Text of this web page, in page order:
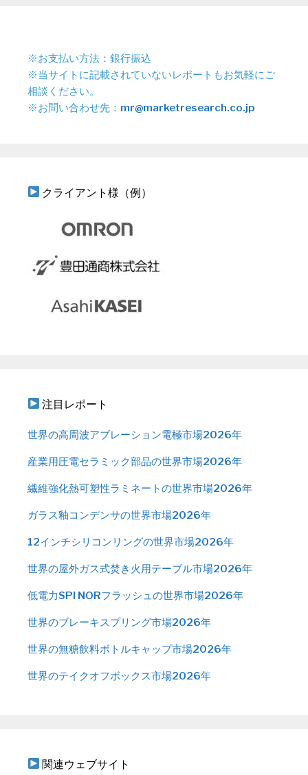
※お支払い方法：銀行振込
※当サイトに記載されていないレポートもお気軽にご
相談ください。
※お問い合わせ先： mr@marketresearch.co.jp
クライアント様（例）
注目レポート
世界の高周波アブレーション電極市場2026年
産業用圧電セラミック部品の世界市場2026年
繊維強化熱可塑性ラミネートの世界市場2026年
ガラス釉コンデンサの世界市場2026年
12インチシリコンリングの世界市場2026年
世界の屋外ガス式焚き火用テーブル市場2026年
低電力SPI NORフラッシュの世界市場2026年
世界のブレーキスプリング市場2026年
世界の無糖飲料ボトルキャップ市場2026年
世界のテイクオフボックス市場2026年
関連ウェブサイト